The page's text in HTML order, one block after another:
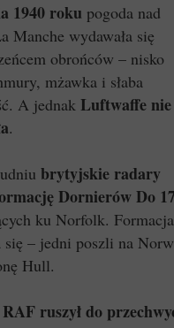
1940 roku pogoda nad
Manche wydawała się
obrońców – nisko
mżawka i słaba
A jednak Luftwaffe nie
.
brytyjskie radary
Dornierów Do
ku Norfolk. Formacja
się – jedni poszli na
Hull.
ruszył do